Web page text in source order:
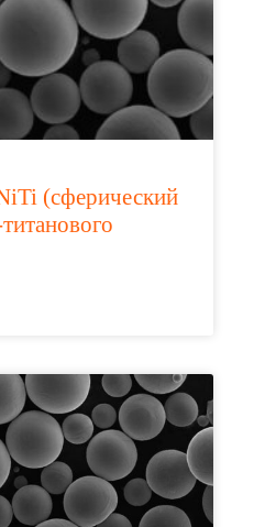
(сферический